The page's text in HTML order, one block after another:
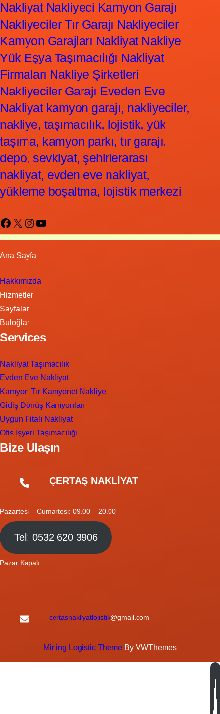
Nakliyat Nakliyeci Kamyon Garajı
Nakliyeciler Tır Garajı Nakliyeciler
Kamyon Garajları Nakliyat Nakliye
Yük Eşya Taşımacılığı Nakliyat
Firmaları Nakliye Şirketleri
Nakliyeciler Garajı Eveden Eve
Nakliyat kamyon garajı, nakliyeciler,
nakliye, taşımacılık, lojistik, yük
taşıma, kamyon parkı, tır garajı,
depo, sevkiyat, şehirlerarası
nakliyat, evden eve nakliyat,
yükleme boşaltma, lojistik merkezi
Facebook X Instagram YouTube
Ana Sayfa
Hakkımızda
Hizmetler
Sayfalar
Buloğlar
Services
Nakliyat Taşımacılık
Evden Eve Nakliyat
Kamyon Tır Kamyonet Nakliye
Gidiş Dönüş Kamyonları
Uygun Fitalı Nakliyat
Ofis İşyeri Taşımacılığı
Bize Ulaşın
ÇERTAŞ NAKLİYAT
Pazartesi – Cumartesi: 09.00 – 20.00
Tel: 0532 620 3906
Pazar Kapalı
certasnakliyatlojistik@gmail.com
Mining Logistic Theme By VWThemes